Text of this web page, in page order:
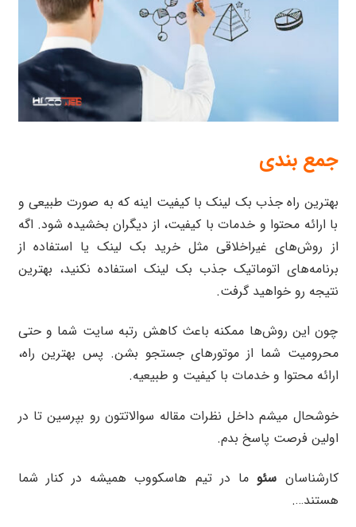
جمع بندی
بهترین راه جذب بک لینک با کیفیت اینه که به صورت طبیعی و
با ارائه محتوا و خدمات با کیفیت، از دیگران بخشیده شود. اگه
از روش‌های غیراخلاقی مثل خرید بک لینک یا استفاده از
برنامه‌های اتوماتیک جذب بک لینک استفاده نکنید، بهترین
نتیجه رو خواهید گرفت.
چون این روش‌ها ممکنه باعث کاهش رتبه سایت شما و حتی
محرومیت شما از موتورهای جستجو بشن. پس بهترین راه،
ارائه محتوا و خدمات با کیفیت و طبیعیه.
خوشحال میشم داخل نظرات مقاله سوالاتتون رو بپرسین تا در
اولین فرصت پاسخ بدم.
کارشناسان سئو ما در تیم هاسکووب همیشه در کنار شما
هستند….